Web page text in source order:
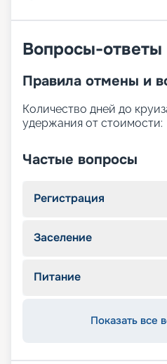
Вопросы-ответы
Правила отмены и
Количество дней до
удержания от стоимости:
Частые вопросы
Регистрация
Заселение
Питание
Показать все